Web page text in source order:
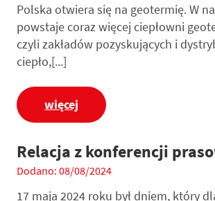
Polska otwiera się na geotermię. W
powstaje coraz więcej ciepłowni
czyli zakładów pozyskujących i
ciepło,[...]
więcej
Relacja z konferencji
Dodano: 08/08/2024
17 maja 2024 roku był dniem, który